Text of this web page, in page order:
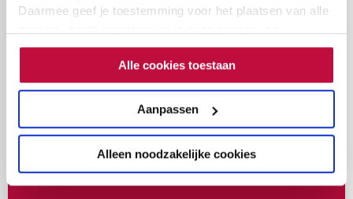
Daarmee geef je toestemming voor het plaatsen van alle
cookieverklaring. Als je niet alle cookies accepteert, dan
kun je geen video's bekijken.Alle cookies toestaan
Aanpassen
Alleen noodzakelijke cookies
Schrijf je in voor het webinar